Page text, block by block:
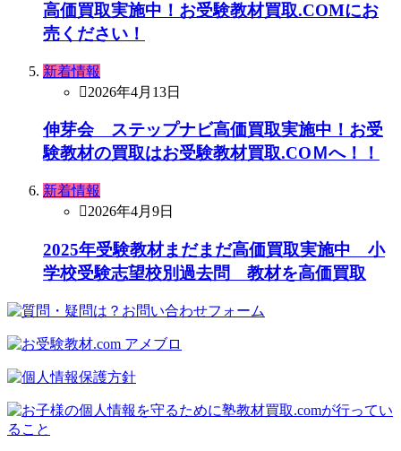
高価買取実施中！お受験教材買取.COMにお
売ください！
新着情報
2026年4月13日
伸芽会 ステップナビ高価買取実施中！お受
験教材の買取はお受験教材買取.COＭへ！！
新着情報
2026年4月9日
2025年受験教材まだまだ高価買取実施中 小
学校受験志望校別過去問 教材を高価買取